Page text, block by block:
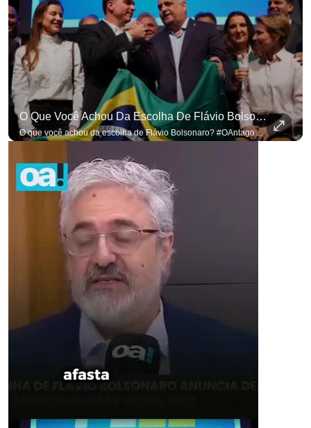
O Que Você Achou Da Escolha De Flávio Bolsonaro? #OAntagonista
O que você achou da escolha de Flávio Bolsonaro? #OAntagonista Se você busca informação com credibilidade, inscreva-se agora e ative o